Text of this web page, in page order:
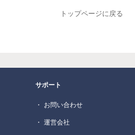
トップページに戻る
サポート
・ お問い合わせ
・ 運営会社